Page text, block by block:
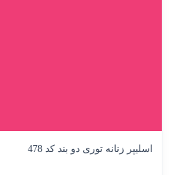
اسلیپر زنانه توری دو بند کد 478